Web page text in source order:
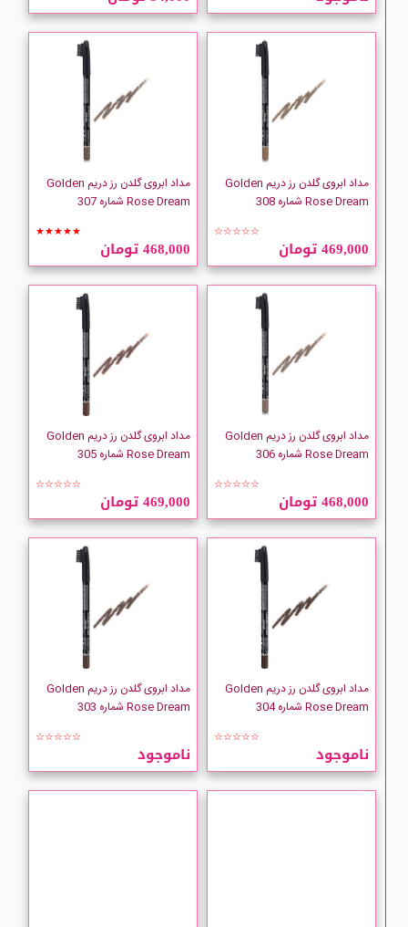
RP
Schwarzkopf
The Body Shop
Too Faced
Tyra
متفرقه آرایشی
مداد ابروی گلدن رز دریم Golden
Rose Dream شماره 308
☆☆☆☆☆
469,000 تومان
مداد ابروی گلدن رز دریم Golden
Rose Dream شماره 307
★★★★★
468,000 تومان
مداد ابروی گلدن رز دریم Golden
Rose Dream شماره 306
☆☆☆☆☆
468,000 تومان
مداد ابروی گلدن رز دریم Golden
Rose Dream شماره 305
☆☆☆☆☆
469,000 تومان
مداد ابروی گلدن رز دریم Golden
Rose Dream شماره 304
☆☆☆☆☆
ناموجود
مداد ابروی گلدن رز دریم Golden
Rose Dream شماره 303
☆☆☆☆☆
ناموجود